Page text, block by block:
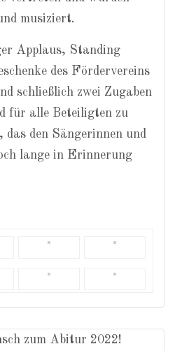
musiziert.
Applaus, Standing
des Fördervereins
schließlich zwei Zugaben
für alle Beteiligten zu
den Sängerinnen und
lange in Erinnerung